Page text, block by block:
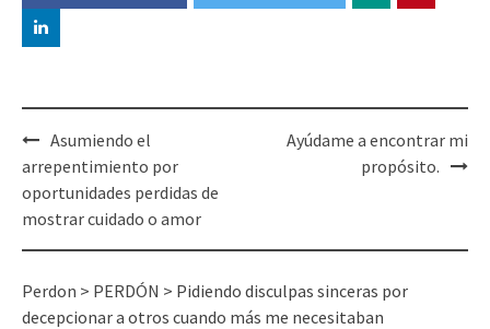
Post
navigation
Asumiendo el
arrepentimiento por
oportunidades perdidas de
mostrar cuidado o amor
Ayúdame a encontrar mi
propósito.
Perdon > PERDÓN > Pidiendo disculpas sinceras por
decepcionar a otros cuando más me necesitaban